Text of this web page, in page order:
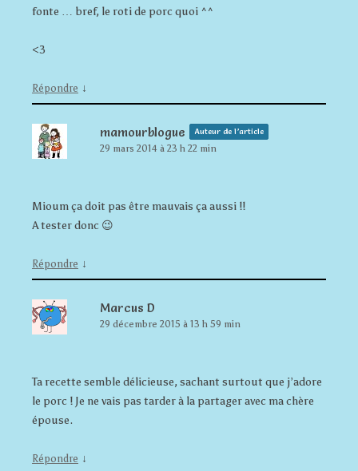
fonte … bref, le roti de porc quoi ^^
<3
Répondre ↓
mamourblogue Auteur de l’article
29 mars 2014 à 23 h 22 min
Mioum ça doit pas être mauvais ça aussi !!
A tester donc 😉
Répondre ↓
Marcus D
29 décembre 2015 à 13 h 59 min
Ta recette semble délicieuse, sachant surtout que j’adore
le porc ! Je ne vais pas tarder à la partager avec ma chère
épouse.
Répondre ↓